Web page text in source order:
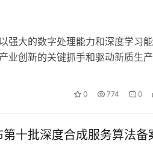
强大的数字处理能力和深度学习能
业创新的关键抓手和驱动新质生产
0 774 0
十批深度合成服务算法备